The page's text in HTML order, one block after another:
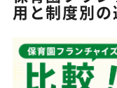
用と制度別の